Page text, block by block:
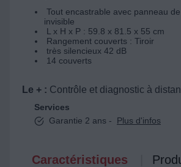
Tout encastrable avec panneau
invisible
L x H x P : 59.8 x 81.5 x 55 cm
Rangement couverts : Tiroir
très silencieux 42 dB
14 couverts
Le + : Contrôle et diagnostic à
Services
Garantie 2 ans -
Plus d'infos
Caractéristiques